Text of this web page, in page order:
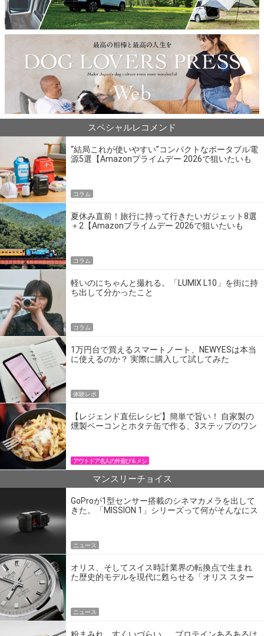
スペシャルレコメンド
“結局これが使いやすい”コンパクトなポータブル電
源5選【Amazonプライムデー 2026で狙いたいも
コラム
夏休み直前！旅行に持って行きたいガジェット8選
＋2【Amazonプライムデー 2026で狙いたいも
コラム
軽いのにちゃんと撮れる。「LUMIX L10」を街に持
ち出して分かったこと
コラム
1万円台で買えるスマートノート、NEWYESは本当
に使えるのか？ 実際に購入して試してみた
体験レポ
【レジェンド直伝レシピ】簡単で旨い！ 自家製の
燻製ベーコンとホタテ缶で作る、3ステップのワン
アウトドア名人の外遊び＆メシ
マンスリーチョイス
GoProが1型センサー搭載のシネマカメラを出して
きた。「MISSION 1」シリーズって何がそんなにス
ニュース
オリス、そしてスイス時計業界の転換点で生まれ
た歴史的モデルを現代に甦らせる「オリス スター
ニュース